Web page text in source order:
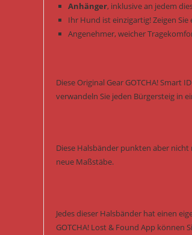
Anhänger, inklusive an jedem
Ihr Hund ist einzigartig! Zeigen
Angenehmer, weicher
Diese Original Gear GOTCHA! Smart
verwandeln Sie jeden Bürgersteig in
Diese Halsbänder punkten aber
neue Maßstäbe.
Jedes dieser Halsbänder hat einen
GOTCHA! Lost & Found App können